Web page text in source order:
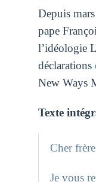
Depuis
pape
l’idéologie
déclarations
New Ways
Texte
Cher
Je vous